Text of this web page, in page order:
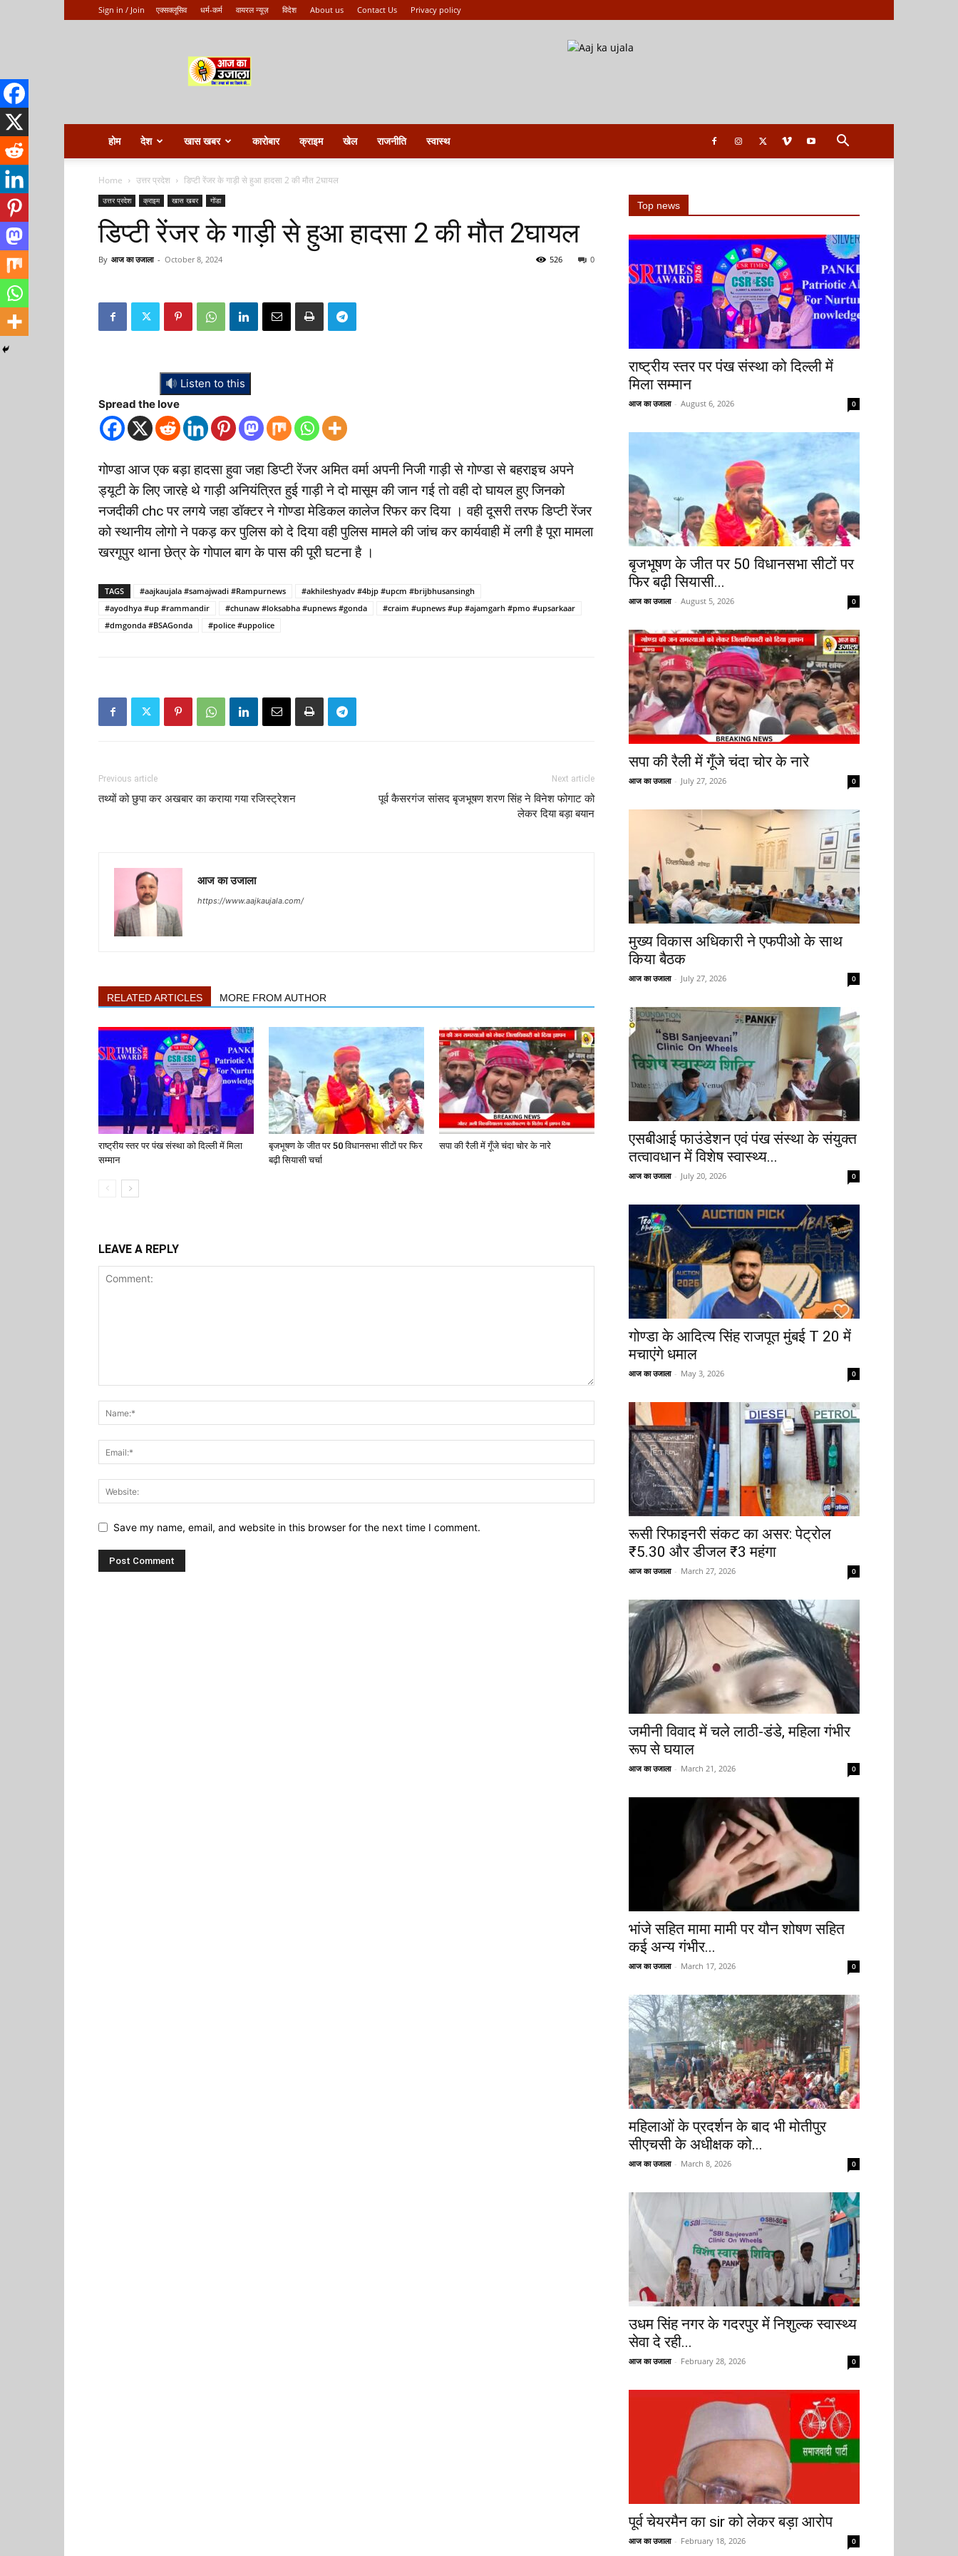
Sign in / Join एक्सक्लूसिव धर्म-कर्म वायरल न्यूज़ विदेश About us Contact Us Privacy policy
ka
ujala
होम देश खास खबर कारोबार क्राइम खेल राजनीति स्वास्थ
Home उत्तर प्रदेश डिप्टी रेंजर के गाड़ी से हुआ हादसा 2 की मौत 2घायल
उत्तर प्रदेश क्राइम खास खबर गोंडा
डिप्टी रेंजर के गाड़ी से हुआ हादसा 2 की मौत 2घायल
By आज का उजाला - October 8, 2024 0
526
Listen to this
Spread the love
गोण्डा आज एक बड़ा हादसा हुवा जहा डिप्टी रेंजर अमित वर्मा अपनी निजी गाड़ी से गोण्डा से बहराइच अपने
ड्यूटी के लिए जारहे थे गाड़ी अनियंत्रित हुई गाड़ी ने दो मासूम की जान गई तो वही दो घायल हुए जिनको
नजदीकी chc पर लगये जहा डॉक्टर ने गोण्डा मेडिकल कालेज रिफर कर दिया । वही दूसरी तरफ डिप्टी रेंजर
को स्थानीय लोगो ने पकड़ कर पुलिस को दे दिया वही पुलिस मामले की जांच कर कार्यवाही में लगी है पूरा मामला
खरगूपुर थाना छेत्र के गोपाल बाग के पास की पूरी घटना है ।
TAGS #aajkaujala #samajwadi #Rampurnews
#akhileshyadv #4bjp #upcm #brijbhusansingh
#ayodhya #up #rammandir
#chunaw #loksabha #upnews #gonda
#craim #upnews #up #ajamgarh #pmo #upsarkaar
#dmgonda #BSAGonda
#police #uppolice
Previous article
तथ्यों को छुपा कर अखबार का कराया गया रजिस्ट्रेशन
Next article
पूर्व कैसरगंज सांसद बृजभूषण शरण सिंह ने विनेश फोगाट को
लेकर दिया बड़ा बयान
आज का उजाला
https://www.aajkaujala.com/
RELATED ARTICLES MORE FROM AUTHOR
राष्ट्रीय स्तर पर पंख संस्था को दिल्ली में मिला
सम्मान
बृजभूषण के जीत पर 50 विधानसभा सीटों पर फिर
बढ़ी सियासी चर्चा
सपा की रैली में गूँजे चंदा चोर के नारे
LEAVE A REPLY
Save my name, email, and website in this browser for the next time I comment.
Top news
राष्ट्रीय स्तर पर पंख संस्था को दिल्ली में
मिला सम्मान
आज का उजाला - August 6, 2026 0
बृजभूषण के जीत पर 50 विधानसभा सीटों पर
फिर बढ़ी सियासी...
आज का उजाला - August 5, 2026 0
सपा की रैली में गूँजे चंदा चोर के नारे
आज का उजाला - July 27, 2026 0
मुख्य विकास अधिकारी ने एफपीओ के साथ
किया बैठक
आज का उजाला - July 27, 2026 0
एसबीआई फाउंडेशन एवं पंख संस्था के संयुक्त
तत्वावधान में विशेष स्वास्थ्य...
आज का उजाला - July 20, 2026 0
गोण्डा के आदित्य सिंह राजपूत मुंबई T 20 में
मचाएंगे धमाल
आज का उजाला - May 3, 2026 0
रूसी रिफाइनरी संकट का असर: पेट्रोल
₹5.30 और डीजल ₹3 महंगा
आज का उजाला - March 27, 2026 0
जमीनी विवाद में चले लाठी-डंडे, महिला गंभीर
रूप से घयाल
आज का उजाला - March 21, 2026 0
भांजे सहित मामा मामी पर यौन शोषण सहित
कई अन्य गंभीर...
आज का उजाला - March 17, 2026 0
महिलाओं के प्रदर्शन के बाद भी मोतीपुर
सीएचसी के अधीक्षक को...
आज का उजाला - March 8, 2026 0
उधम सिंह नगर के गदरपुर में निशुल्क स्वास्थ्य
सेवा दे रही...
आज का उजाला - February 28, 2026 0
पूर्व चेयरमैन का sir को लेकर बड़ा आरोप
आज का उजाला - February 18, 2026 0